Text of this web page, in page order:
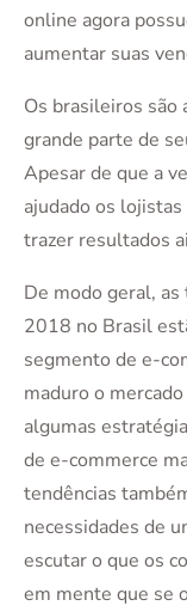
online agora
aumentar suas
Os brasileiros são
grande parte de
Apesar de que a
ajudado os
trazer resultados
De modo geral,
2018 no Brasil
segmento de e-
maduro o
algumas
de e-commerce
tendências
necessidades de
escutar o que os
em mente que se